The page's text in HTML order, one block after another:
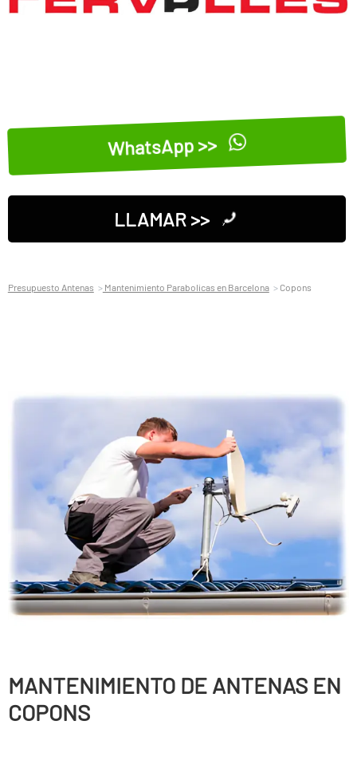
WhatsApp >>
LLAMAR >>
Presupuesto Antenas Mantenimiento Parabolicas en Barcelona Copons
MANTENIMIENTO DE ANTENAS EN
COPONS